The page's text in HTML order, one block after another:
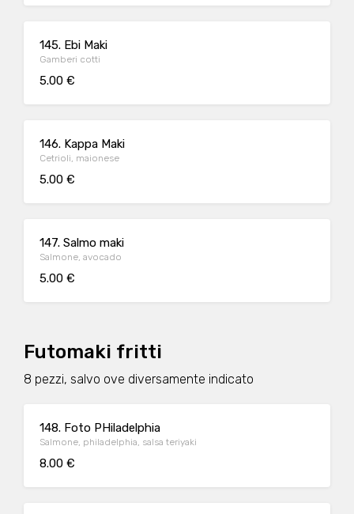
145. Ebi Maki
Gamberi cotti
5.00 €
146. Kappa Maki
Cetrioli, maionese
5.00 €
147. Salmo maki
Salmone, avocado
5.00 €
Futomaki fritti
8 pezzi, salvo ove diversamente indicato
148. Foto PHiladelphia
Salmone, philadelphia, salsa teriyaki
8.00 €